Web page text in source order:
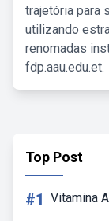
trajetória para
utilizando
renomadas
fdp.aau.edu.et.
Top Post
#1 Vitamina